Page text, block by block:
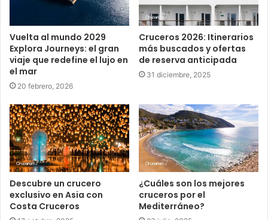
Vuelta al mundo 2029
Explora Journeys: el gran
viaje que redefine el lujo en
el mar
20 febrero, 2026
Cruceros 2026: Itinerarios
más buscados y ofertas
de reserva anticipada
31 diciembre, 2025
Descubre un crucero
exclusivo en Asia con
Costa Cruceros
¿Cuáles son los mejores
cruceros por el
Mediterráneo?